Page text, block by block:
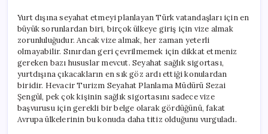
Yeterli
Olmayabilir:
Sınır
Polisi
Tek
Soruyla
Geri
Çevirebilir
için
Yurt dışına seyahat etmeyi planlayan Türk vatandaşları için en
büyük sorunlardan biri, birçok ülkeye giriş için vize almak
zorunluluğudur. Ancak vize almak, her zaman yeterli
olmayabilir. Sınırdan geri çevrilmemek için dikkat etmeniz
gereken bazı hususlar mevcut. Seyahat sağlık sigortası,
yurtdışına çıkacakların en sık göz ardı ettiği konulardan
biridir. Hevacir Turizm Seyahat Planlama Müdürü Sezai
Şengül, pek çok kişinin sağlık sigortasını sadece vize
başvurusu için gerekli bir belge olarak gördüğünü, fakat
Avrupa ülkelerinin bu konuda daha titiz olduğunu vurguladı.